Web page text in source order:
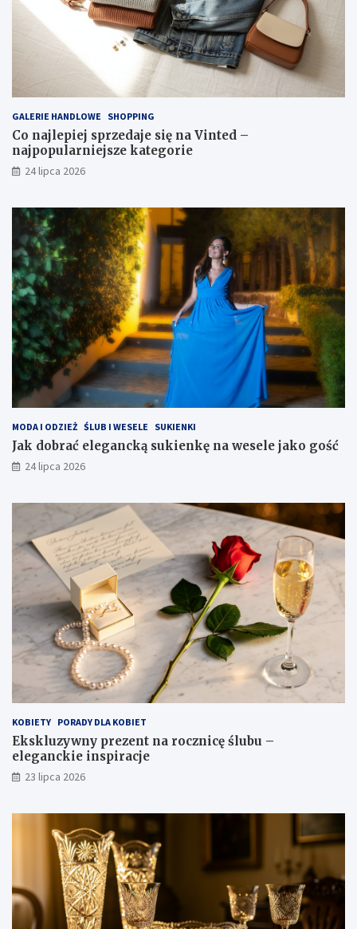
GALERIE HANDLOWE SHOPPING
Co najlepiej sprzedaje się na Vinted –
najpopularniejsze kategorie
24 lipca 2026
MODA I ODZIEŻ ŚLUB I WESELE SUKIENKI
Jak dobrać elegancką sukienkę na wesele jako gość
24 lipca 2026
KOBIETY PORADY DLA KOBIET
Ekskluzywny prezent na rocznicę ślubu –
eleganckie inspiracje
23 lipca 2026